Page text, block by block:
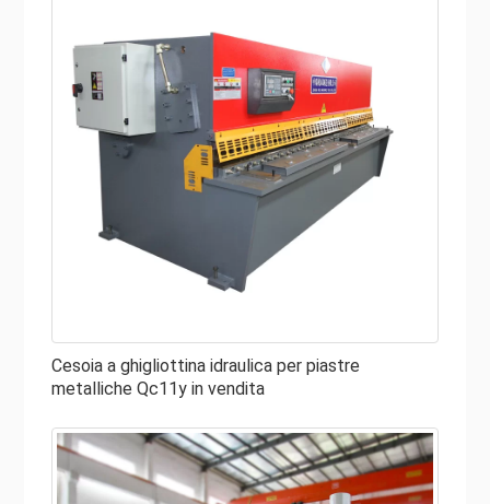
Cesoia a ghigliottina idraulica per piastre
metalliche Qc11y in vendita